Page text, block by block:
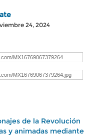
24, 2024
de la Revolución
y animadas mediante